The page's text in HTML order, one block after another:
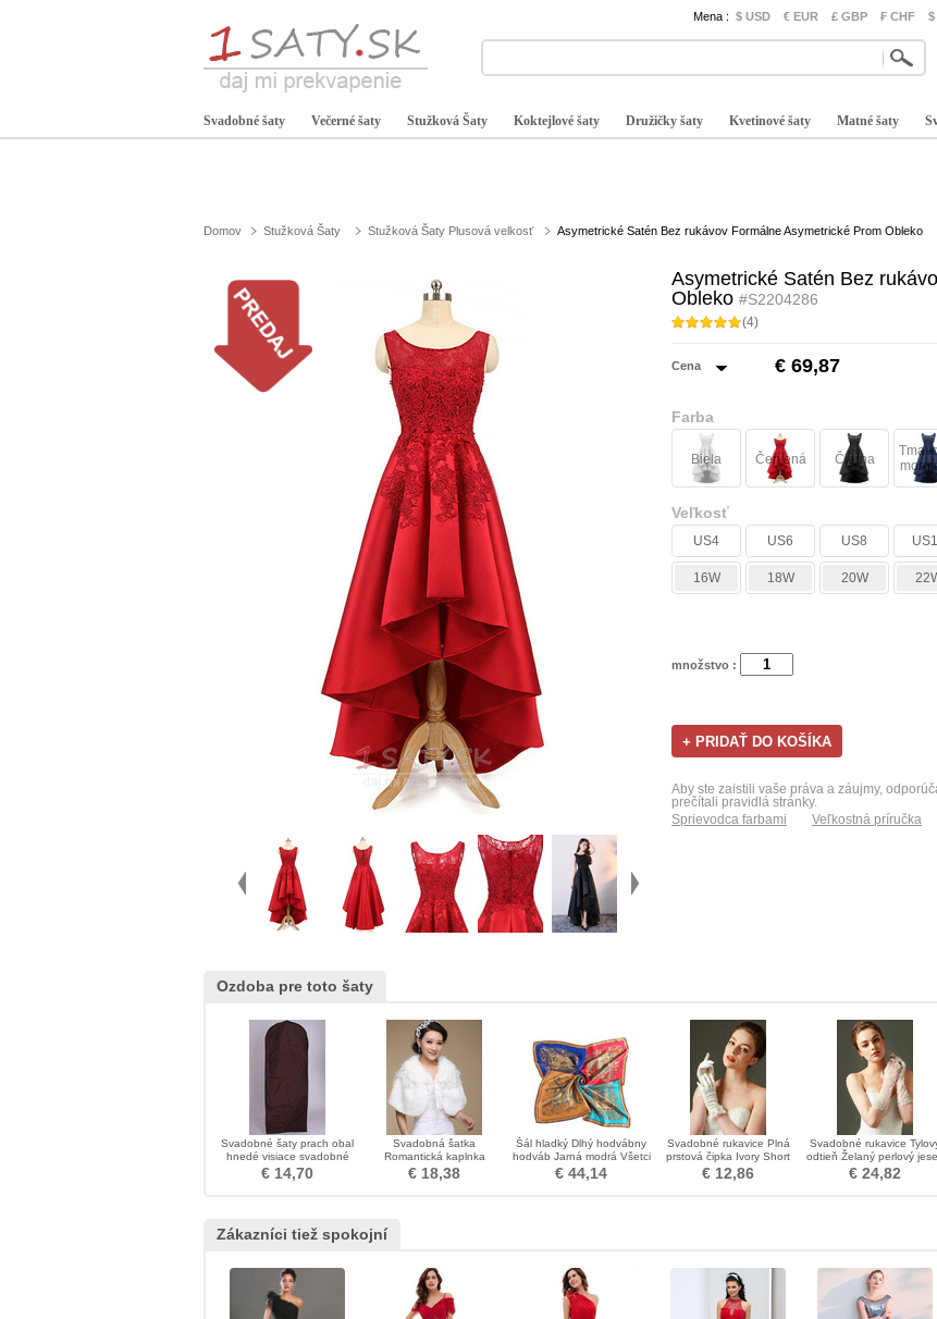
Mena : $ USD € EUR £ GBP ₣ CHF $
Svadobné šaty Večerné šaty Stužková Šaty Koktejlové šaty Družičky šaty Kvetinové šaty Matné šaty
Domov Stužková Šaty Stužková Šaty Plusová velkosť Asymetrické Satén Bez rukávov Formálne Asymetrické Prom Obleko
Asymetrické Satén Bez
Obleko #S2204286
(4)
Cena € 69,87
Farba
Biela Červená Čierna
Veľkosť
US4 US6 US8
16W 18W 20W
množstvo :
Aby ste zaistili vaše práva a záujmy,
prečítali pravidlá stránky.
Sprievodca farbami
Veľkostná príručka
Ozdoba pre toto šaty
Svadobné šaty prach obal
hnedé visiace svadobné
šaty prachové potlač
€ 14,70
Svadobná šatka
Romantická kaplnka
Studená bez rukávov
Bowknot
€ 18,38
Šál hladký Dlhý hodvábny
hodváb Jarná modrá Všetci
dospelí
€ 44,14
Svadobné rukavice Plná
prstová čipka Ivory Short
Fashion Spring
€ 12,86
Svadobné rukavice
odtieň Želaný perlový
Plný prst
€ 24,82
Zákazníci tiež spokojní